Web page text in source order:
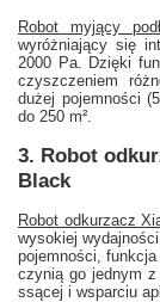
Robot myjący
wyróżniający się
2000 Pa. Dzięki
czyszczeniem
dużej pojemności
do 250 m².
3. Robot
Black
Robot odkurzacz
wysokiej
pojemności,
czynią go jednym
ssącej i wsparciu